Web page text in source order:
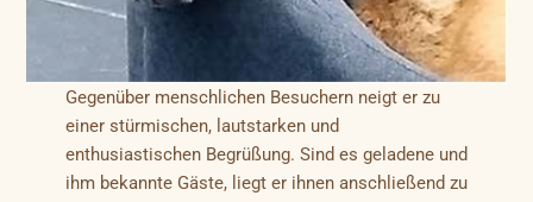
Gegenüber menschlichen Besuchern neigt er zu
einer stürmischen, lautstarken und
enthusiastischen Begrüßung. Sind es geladene und
ihm bekannte Gäste, liegt er ihnen anschließend zu